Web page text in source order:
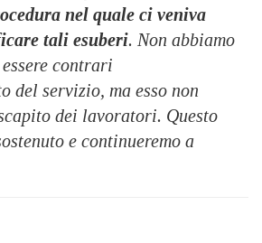
nel quale ci veniva
tali esuberi. Non abbiamo
contrari
del servizio, ma esso non
dei lavoratori. Questo
e continueremo a